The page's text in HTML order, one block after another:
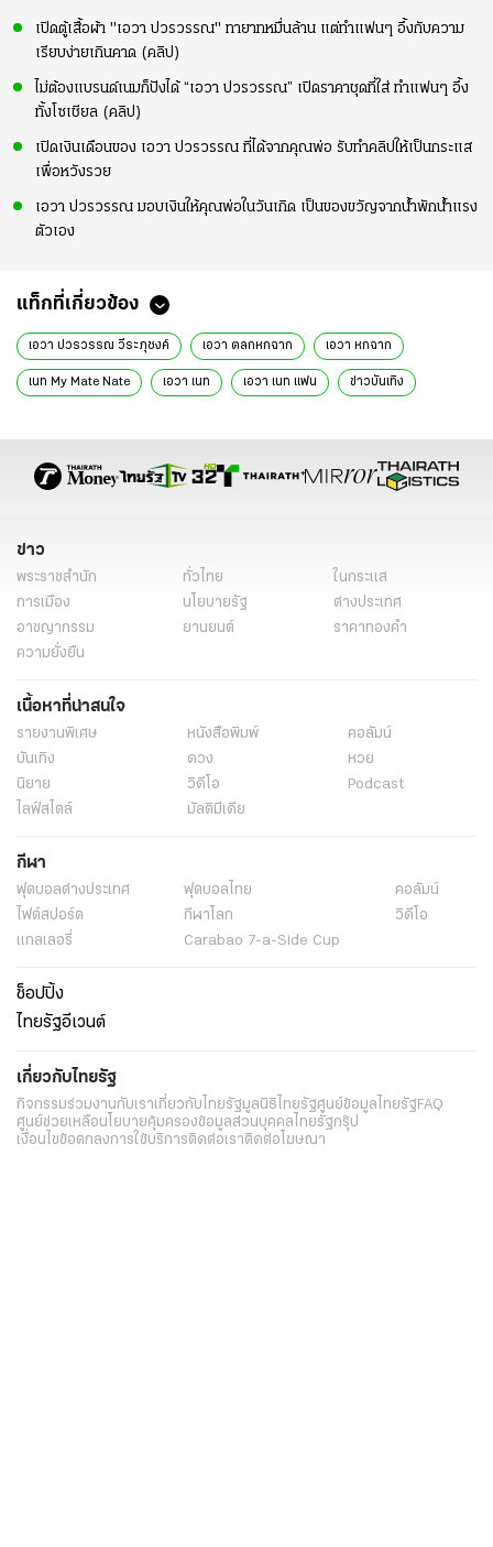
เปิดตู้เสื้อผ้า "เอวา ปวรวรรณ" ทายาทหมื่นล้าน แต่ทำแฟนๆ อึ้งกับความ
เรียบง่ายเกินคาด (คลิป)
ไม่ต้องแบรนด์เนมก็ปังได้ “เอวา ปวรวรรณ” เปิดราคาชุดที่ใส่ ทำแฟนๆ อึ้ง
ทั้งโซเชียล (คลิป)
เปิดเงินเดือนของ เอวา ปวรวรรณ ที่ได้จากคุณพ่อ รับทำคลิปให้เป็นกระแส
เพื่อหวังรวย
เอวา ปวรวรรณ มอบเงินให้คุณพ่อในวันเกิด เป็นของขวัญจากน้ำพักน้ำแรง
ตัวเอง
แท็กที่เกี่ยวข้อง
เอวา ปวรวรรณ วีระภุชงค์ เอวา ตลกหกฉาก เอวา หกฉาก
เนท My Mate Nate เอวา เนท เอวา เนท แฟน ข่าวบันเทิง
ข่าว
พระราชสำนัก ทั่วไทย
ในกระแส
การเมือง
นโยบายรัฐ
ต่างประเทศ
อาชญากรรม
ยานยนต์
ราคาทองคำ
ความยั่งยืน
เนื้อหาที่น่าสนใจ
รายงานพิเศษ หนังสือพิมพ์
คอลัมน์
บันเทิง
ดวง
หวย
นิยาย
วิดีโอ
Podcast
ไลฟ์สไตล์
มัลติมีเดีย
กีฬา
ฟุตบอลต่่างประเทศ ฟุตบอลไทย
คอลัมน์
ไฟต์สปอร์ต
กีฬาโลก
วิดีโอ
แกลเลอรี่
Carabao 7-a-Side Cup
ช็อปปิ้ง
ไทยรัฐอีเวนต์
เกี่ยวกับไทยรัฐ
กิจกรรมร่วมงานกับเราเกี่ยวกับไทยรัฐมูลนิธิไทยรัฐศูนย์ข้อมูลไทยรัฐFAQ
ศูนย์ช่วยเหลือนโยบายคุ้มครองข้อมูลส่วนบุคคลไทยรัฐกรุ๊ป
เงื่อนไขข้อตกลงการใช้บริการติดต่อเราติดต่อโฆษณา